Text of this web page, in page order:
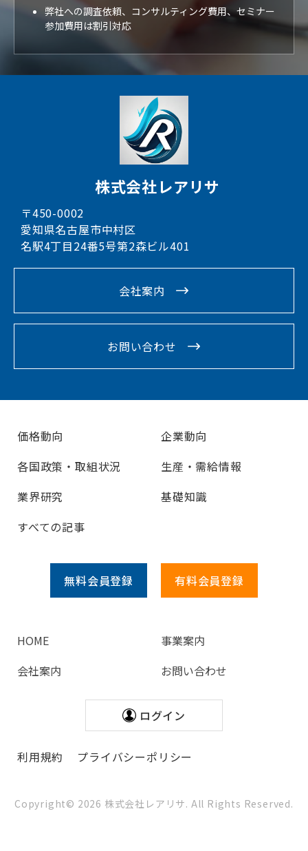
弊社への調査依頼、コンサルティング費用、セミナー
参加費用は割引対応
株式会社レアリサ
〒450-0002
愛知県名古屋市中村区
名駅4丁目24番5号第2森ビル401
会社案内
お問い合わせ
価格動向
企業動向
各国政策・取組状況
生産・需給情報
業界研究
基礎知識
すべての記事
無料会員登録 有料会員登録
HOME
事業案内
会社案内
お問い合わせ
ログイン
利用規約 プライバシーポリシー
Copyright© 2026 株式会社レアリサ. All Rights Reserved.